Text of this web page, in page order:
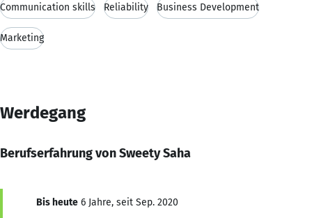
Communication skills Reliability Business Development
Marketing
Werdegang
Berufserfahrung von Sweety Saha
Bis heute 6 Jahre, seit Sep. 2020